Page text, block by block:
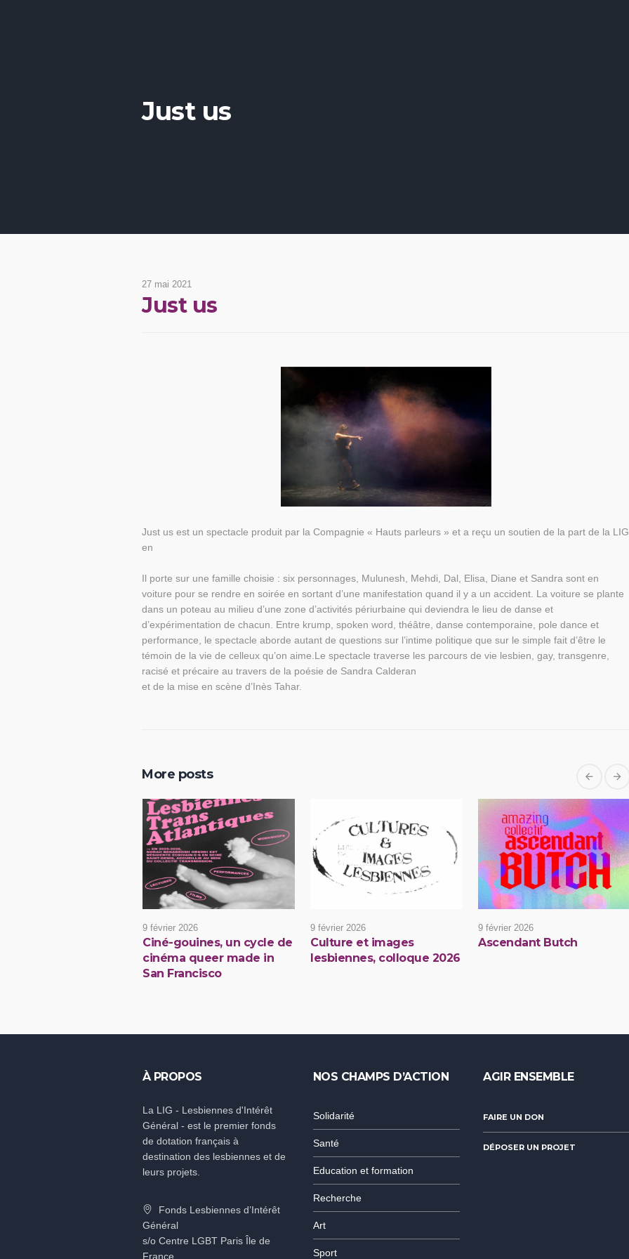
Just us
27 mai 2021
Just us
Just us est un spectacle produit par la Compagnie « Hauts parleurs » et a reçu un soutien de la part de la LIG
en
Il porte sur une famille choisie : six personnages, Mulunesh, Mehdi, Dal, Elisa, Diane et Sandra sont en
voiture pour se rendre en soirée en sortant d’une manifestation quand il y a un accident. La voiture se plante
dans un poteau au milieu d’une zone d’activités périurbaine qui deviendra le lieu de danse et
d’expérimentation de chacun. Entre krump, spoken word, théâtre, danse contemporaine, pole dance et
performance, le spectacle aborde autant de questions sur l’intime politique que sur le simple fait d’être le
témoin de la vie de celleux qu’on aime.Le spectacle traverse les parcours de vie lesbien, gay, transgenre,
racisé et précaire au travers de la poésie de Sandra Calderan
et de la mise en scène d’Inès Tahar.
More posts
9 février 2026
Ciné-gouines, un cycle de
cinéma queer made in
San Francisco
9 février 2026
Culture et images
lesbiennes, colloque 2026
9 février 2026
Ascendant Butch
À PROPOS
La LIG - Lesbiennes d'Intérêt
Général - est le premier fonds
de dotation français à
destination des lesbiennes et de
leurs projets.
Fonds Lesbiennes d’Intérêt
Général
s/o Centre LGBT Paris Île de
France
NOS CHAMPS D’ACTION
Solidarité
Santé
Education et formation
Recherche
Art
Sport
AGIR ENSEMBLE
FAIRE UN DON
DÉPOSER UN PROJET